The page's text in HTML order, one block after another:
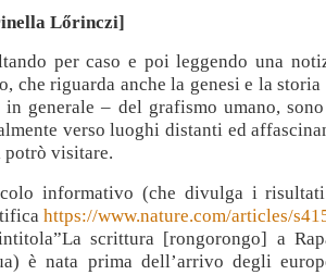
Lőrinczi]
per caso e poi leggendo una
che riguarda anche la genesi e la
generale – del grafismo umano,
verso luoghi distanti ed
potrò visitare.
informativo (che divulga i
https://www.nature.com/articles/
scrittura [rongorongo] a
è nata prima dell’arrivo degli